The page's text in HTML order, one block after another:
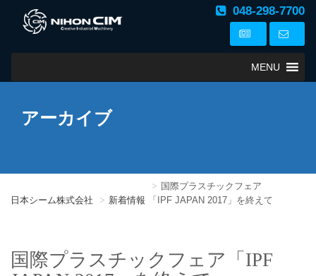
048-298-7700
MENU
アーカイブ
日本シーム株式会社 新着情報
国際プラスチックフェア
「IPF JAPAN 2017」を終えて
国際プラスチックフェア 「IPF